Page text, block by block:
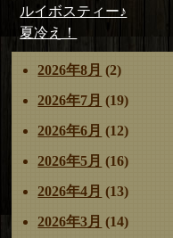
投
稿
ナ
ビ
ゲ
シ
ョ
前
の
投
稿:
ルイボスティー♪
次
の
投
稿:
夏冷え！
2026年8月 (2)
2026年7月 (19)
2026年6月 (12)
2026年5月 (16)
2026年4月 (13)
2026年3月 (14)